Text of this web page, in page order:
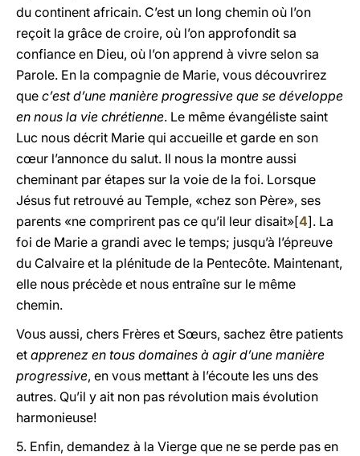
du continent africain. C’est un long chemin où l’on
reçoit la grâce de croire, où l’on approfondit sa
confiance en Dieu, où l’on apprend à vivre selon sa
Parole. En la compagnie de Marie, vous découvrirez
que c’est d’une manière progressive que se développe
en nous la vie chrétienne. Le même évangéliste saint
Luc nous décrit Marie qui accueille et garde en son
cœur l’annonce du salut. Il nous la montre aussi
cheminant par étapes sur la voie de la foi. Lorsque
Jésus fut retrouvé au Temple, «chez son Père», ses
parents «ne comprirent pas ce qu’il leur disait»[4]. La
foi de Marie a grandi avec le temps; jusqu’à l’épreuve
du Calvaire et la plénitude de la Pentecôte. Maintenant,
elle nous précède et nous entraîne sur le même
chemin.
Vous aussi, chers Frères et Sœurs, sachez être patients
et apprenez en tous domaines à agir d’une manière
progressive, en vous mettant à l’écoute les uns des
autres. Qu’il y ait non pas révolution mais évolution
harmonieuse!
5. Enfin, demandez à la Vierge que ne se perde pas en